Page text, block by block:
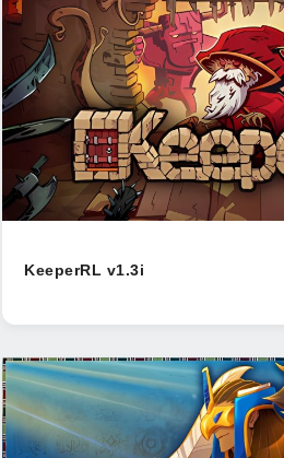
KeeperRL v1.3i